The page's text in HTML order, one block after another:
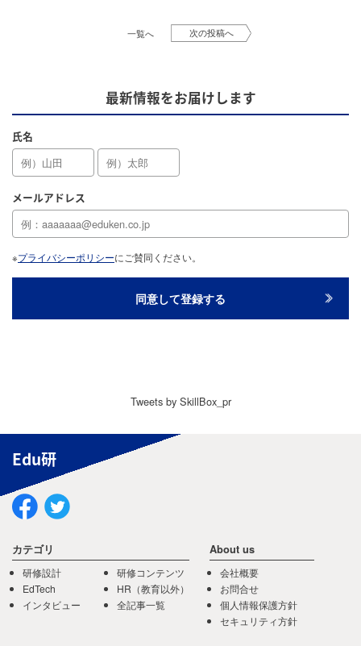
一覧へ 次の投稿へ
最新情報をお届けします
氏名
メールアドレス
※プライバシーポリシーにご賛同ください。
Tweets by SkillBox_pr
Edu研
カテゴリ
研修設計
EdTech
インタビュー
研修コンテンツ
HR（教育以外）
全記事一覧
About us
会社概要
お問合せ
個人情報保護方針
セキュリティ方針